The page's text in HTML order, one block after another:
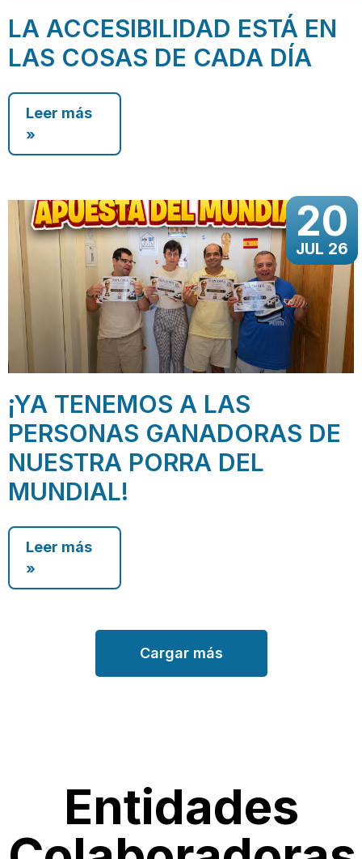
LA ACCESIBILIDAD ESTÁ EN
LAS COSAS DE CADA DÍA
Leer más
»
20
JUL 26
¡YA TENEMOS A LAS
PERSONAS GANADORAS DE
NUESTRA PORRA DEL
MUNDIAL!
Leer más
»
Cargar más
Entidades